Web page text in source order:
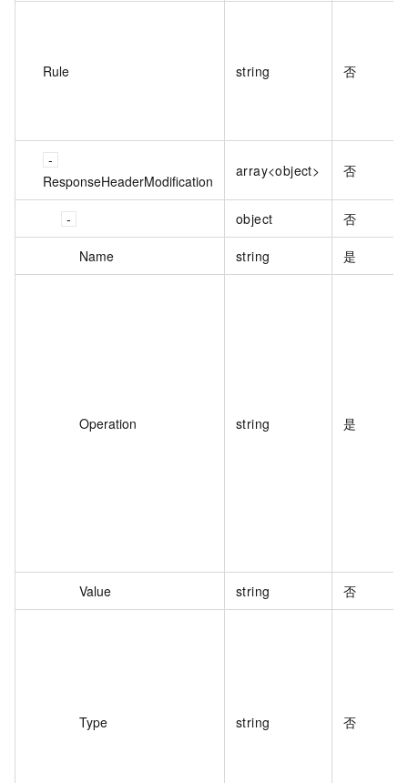
Rule string 否
ResponseHeaderModification
array<object> 否
object 否
Name string 是
Operation string 是
Value string 否
Type string 否